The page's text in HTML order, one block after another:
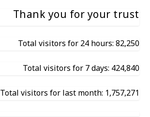
Thank you for your trust
Total visitors for 24 hours: 82,250
Total visitors for 7 days: 424,840
Total visitors for last month: 1,757,271